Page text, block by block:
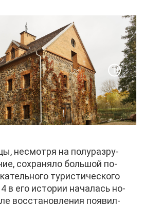
несмот­ря на по­лу­раз­ру­
со­хра­ня­ло боль­шой по­
ту­ри­сти­че­ско­го
в его ис­то­рии на­ча­лась но­
вос­ста­нов­ле­ния по­явил­